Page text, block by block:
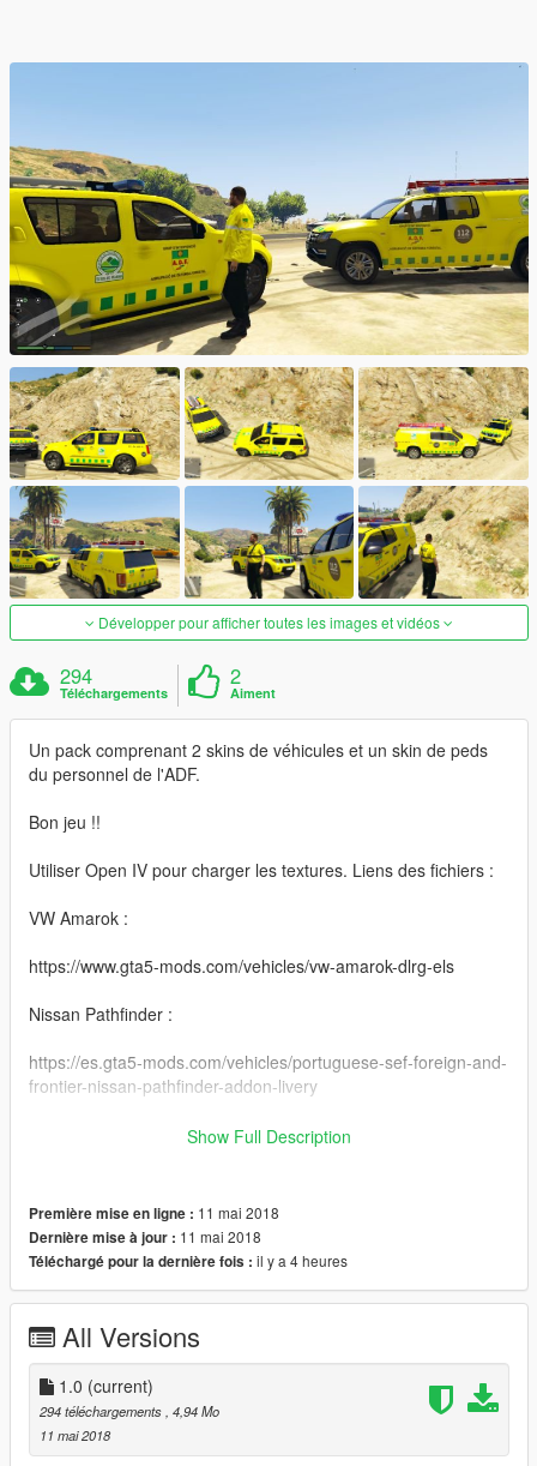
Développer pour afficher toutes les images et vidéos
294
Téléchargements
2
Aiment
Un pack comprenant 2 skins de véhicules et un skin de peds
du personnel de l'ADF.
Bon jeu !!
Utiliser Open IV pour charger les textures. Liens des fichiers :
VW Amarok :
https://www.gta5-mods.com/vehicles/vw-amarok-dlrg-els
Nissan Pathfinder :
https://es.gta5-mods.com/vehicles/portuguese-sef-foreign-and-
frontier-nissan-pathfinder-addon-livery
pompiers/
Show Full Description
Première mise en ligne : 11 mai 2018
Dernière mise à jour : 11 mai 2018
Téléchargé pour la dernière fois : il y a 4 heures
All Versions
1.0 (current)
294 téléchargements , 4,94 Mo
11 mai 2018